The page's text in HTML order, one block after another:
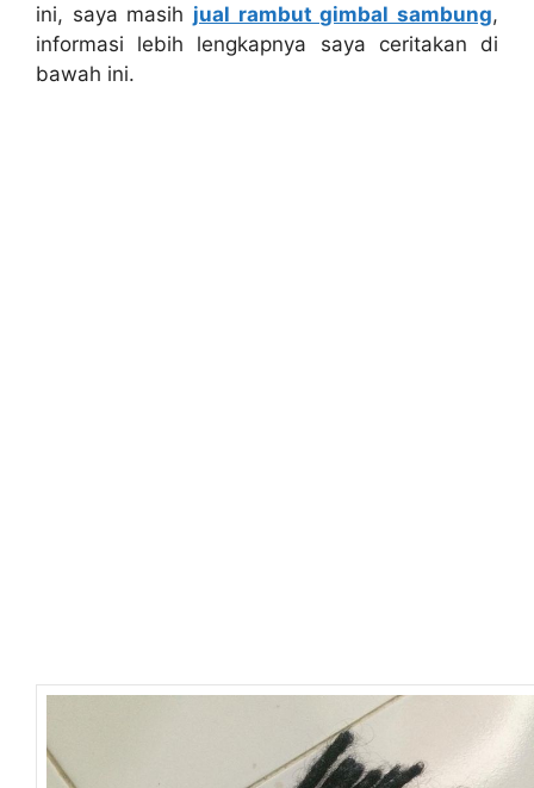
ini, saya masih jual rambut gimbal sambung,
informasi lebih lengkapnya saya ceritakan di
bawah ini.